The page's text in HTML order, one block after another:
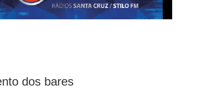
dos bares